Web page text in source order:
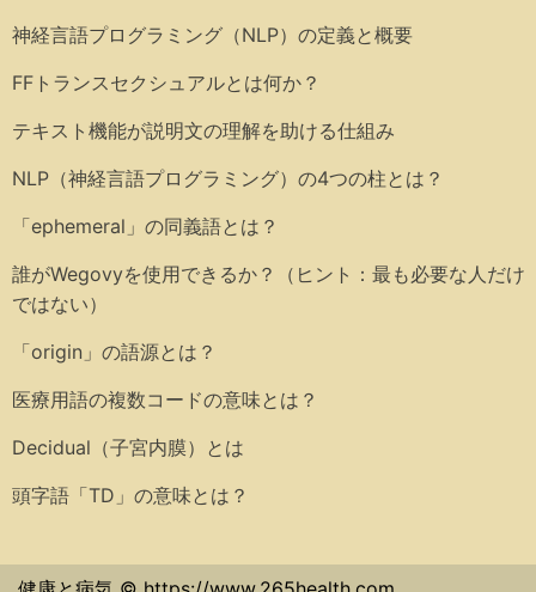
神経言語プログラミング（NLP）の定義と概要
FFトランスセクシュアルとは何か？
テキスト機能が説明文の理解を助ける仕組み
NLP（神経言語プログラミング）の4つの柱とは？
「ephemeral」の同義語とは？
誰がWegovyを使用できるか？（ヒント：最も必要な人だけ
ではない）
「origin」の語源とは？
医療用語の複数コードの意味とは？
Decidual（子宮内膜）とは
頭字語「TD」の意味とは？